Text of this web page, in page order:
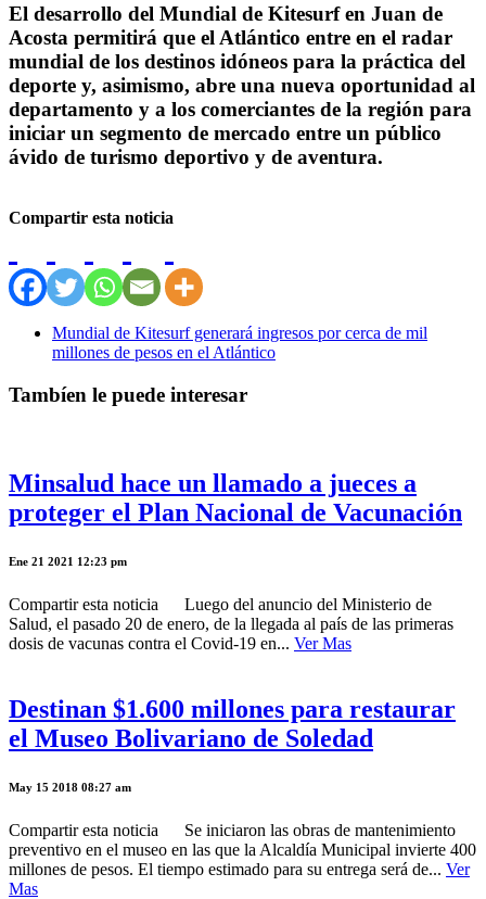
El desarrollo del Mundial de Kitesurf en Juan de
Acosta permitirá que el Atlántico entre en el radar
mundial de los destinos idóneos para la práctica del
deporte y, asimismo, abre una nueva oportunidad al
departamento y a los comerciantes de la región para
iniciar un segmento de mercado entre un público
ávido de turismo deportivo y de aventura.
Compartir esta noticia
Mundial de Kitesurf generará ingresos por cerca de mil
millones de pesos en el Atlántico
Tambíen le puede interesar
Minsalud hace un llamado a jueces a
proteger el Plan Nacional de Vacunación
Ene 21 2021 12:23 pm
Compartir esta noticia Luego del anuncio del Ministerio de
Salud, el pasado 20 de enero, de la llegada al país de las primeras
dosis de vacunas contra el Covid-19 en... Ver Mas
Destinan $1.600 millones para restaurar
el Museo Bolivariano de Soledad
May 15 2018 08:27 am
Compartir esta noticia Se iniciaron las obras de mantenimiento
preventivo en el museo en las que la Alcaldía Municipal invierte 400
millones de pesos. El tiempo estimado para su entrega será de... Ver
Mas